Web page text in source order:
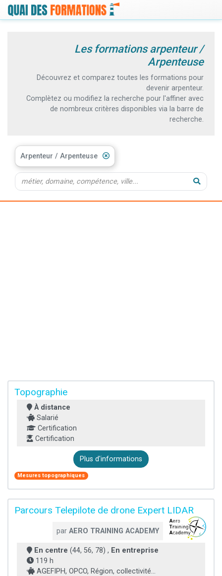
Les formations arpenteur /
Arpenteuse
Découvrez et comparez toutes les formations pour
devenir arpenteur.
Complètez ou modifiez la recherche pour l'affiner avec
de nombreux critères disponibles via la barre de
recherche.
Arpenteur / Arpenteuse
Topographie
À distance
Salarié
Certification
Certification
Plus d'informations
Mesures topographiques
Parcours Telepilote de drone Expert LIDAR
par AERO TRAINING ACADEMY
En centre (44, 56, 78) , En entreprise
119 h
AGEFIPH, OPCO, Région, collectivité...